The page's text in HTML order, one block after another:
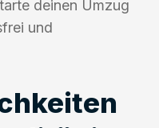
deinen Umzug
und